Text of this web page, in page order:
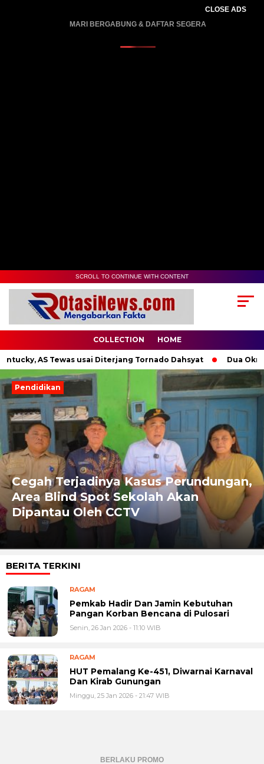
CLOSE ADS
MARI BERGABUNG & DAFTAR SEGERA
SCROLL TO CONTINUE WITH CONTENT
COLLECTION HOME
AS Tewas usai Diterjang Tornado Dahsyat Dua Oknum
Pendidikan
Cegah Terjadinya Kasus Perundungan,
Area Blind Spot Sekolah Akan
Dipantau Oleh CCTV
Previous
BERITA TERKINI
RAGAM
Pemkab Hadir Dan Jamin Kebutuhan
Pangan Korban Bencana di Pulosari
Senin, 26 Jan 2026 - 11:10 WIB
RAGAM
HUT Pemalang Ke-451, Diwarnai Karnaval
Dan Kirab Gunungan
Minggu, 25 Jan 2026 - 21:47 WIB
BERLAKU PROMO